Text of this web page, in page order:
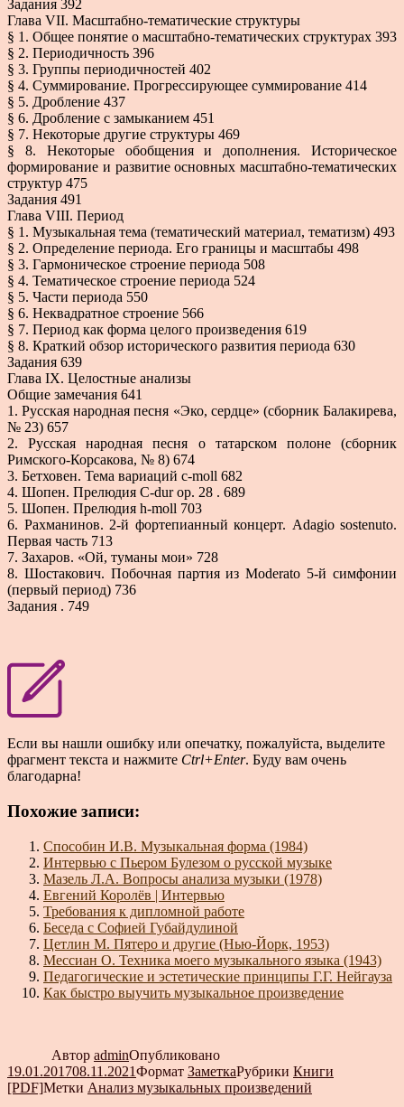
Задания 392
Глава VII. Масштабно-тематические структуры
§ 1. Общее понятие о масштабно-тематических структурах 393
§ 2. Периодичность 396
§ 3. Группы периодичностей 402
§ 4. Суммирование. Прогрессирующее суммирование 414
§ 5. Дробление 437
§ 6. Дробление с замыканием 451
§ 7. Некоторые другие структуры 469
§ 8. Некоторые обобщения и дополнения. Историческое
формирование и развитие основных масштабно-тематических
структур 475
Задания 491
Глава VIII. Период
§ 1. Музыкальная тема (тематический материал, тематизм) 493
§ 2. Определение периода. Его границы и масштабы 498
§ 3. Гармоническое строение периода 508
§ 4. Тематическое строение периода 524
§ 5. Части периода 550
§ 6. Неквадратное строение 566
§ 7. Период как форма целого произведения 619
§ 8. Краткий обзор исторического развития периода 630
Задания 639
Глава IX. Целостные анализы
Общие замечания 641
1. Русская народная песня «Эко, сердце» (сборник Балакирева,
№ 23) 657
2. Русская народная песня о татарском полоне (сборник
Римского-Корсакова, № 8) 674
3. Бетховен. Тема вариаций c-moll 682
4. Шопен. Прелюдия C-dur op. 28 . 689
5. Шопен. Прелюдия h-moll 703
6. Рахманинов. 2-й фортепианный концерт. Adagio sostenuto.
Первая часть 713
7. Захаров. «Ой, туманы мои» 728
8. Шостакович. Побочная партия из Moderato 5-й симфонии
(первый период) 736
Задания . 749
Если вы нашли ошибку или опечатку, пожалуйста, выделите
фрагмент текста и нажмите Ctrl+Enter. Буду вам очень
благодарна!
Похожие записи:
Способин И.В. Музыкальная форма (1984)
Интервью с Пьером Булезом о русской музыке
Мазель Л.А. Вопросы анализа музыки (1978)
Евгений Королёв | Интервью
Требования к дипломной работе
Беседа с Софией Губайдулиной
Цетлин М. Пятеро и другие (Нью-Йорк, 1953)
Мессиан О. Техника моего музыкального языка (1943)
Педагогические и эстетические принципы Г.Г. Нейгауза
Как быстро выучить музыкальное произведение
Автор adminОпубликовано
19.01.201708.11.2021Формат ЗаметкаРубрики Книги
[PDF]Метки Анализ музыкальных произведений